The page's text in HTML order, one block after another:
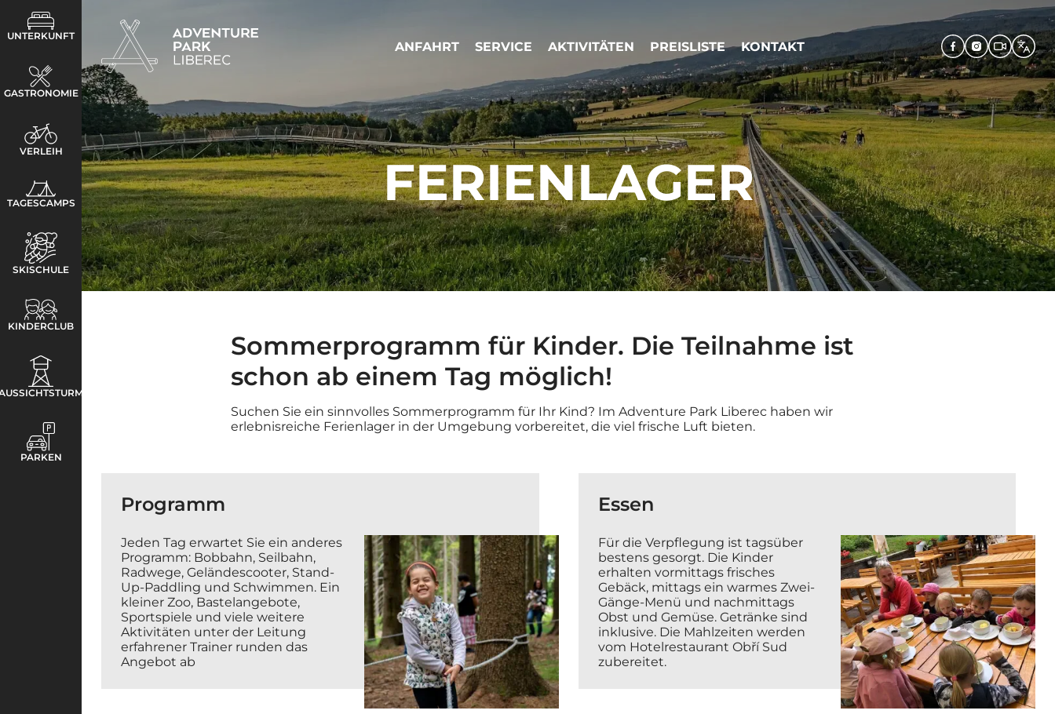
ANFAHRT SERVICE AKTIVITÄTEN PREISLISTE KONTAKT
UNTERKUNFT
GASTRONOMIE
VERLEIH
TAGESCAMPS
SKISCHULE
KINDERCLUB
PARKEN
FERIENLAGER
Sommerprogramm für Kinder. Die Teilnahme ist
schon ab einem Tag möglich!
Suchen Sie ein sinnvolles Sommerprogramm für Ihr Kind? Im Adventure Park Liberec haben wir
erlebnisreiche Ferienlager in der Umgebung vorbereitet, die viel frische Luft bieten.
Programm
Jeden Tag erwartet Sie ein anderes
Programm: Bobbahn, Seilbahn,
Radwege, Geländescooter, Stand-
Up-Paddling und Schwimmen. Ein
kleiner Zoo, Bastelangebote,
Sportspiele und viele weitere
Aktivitäten unter der Leitung
erfahrener Trainer runden das
Angebot ab
Essen
Für die Verpflegung ist tagsüber
bestens gesorgt. Die Kinder
erhalten vormittags frisches
Gebäck, mittags ein warmes Zwei-
Gänge-Menü und nachmittags
Obst und Gemüse. Getränke sind
inklusive. Die Mahlzeiten werden
vom Hotelrestaurant Obří Sud
zubereitet.